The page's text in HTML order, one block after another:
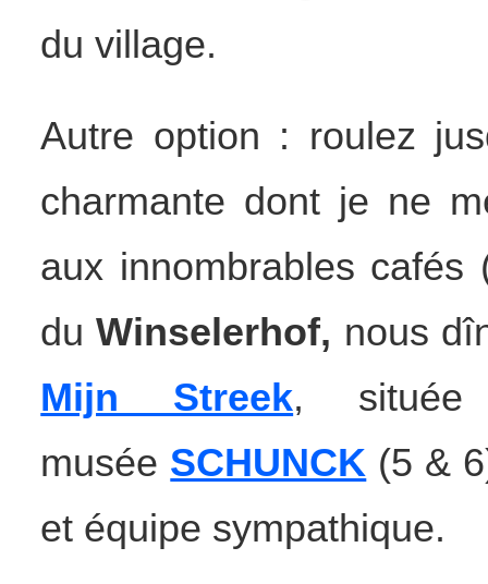
du village.
Autre option : roulez
charmante dont je ne
aux innombrables
duWinselerhof, nous
Mijn Streek, située
musée SCHUNCK (5 &
et équipe sympathique.